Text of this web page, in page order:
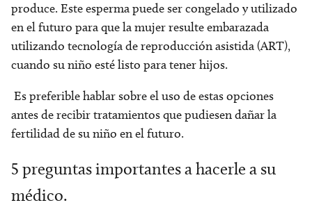
produce. Este esperma puede ser congelado y utilizado
en el futuro para que la mujer resulte embarazada
utilizando tecnología de reproducción asistida (ART),
cuando su niño esté listo para tener hijos.
Es preferible hablar sobre el uso de estas opciones
antes de recibir tratamientos que pudiesen dañar la
fertilidad de su niño en el futuro.
5 preguntas importantes a hacerle a su
médico.